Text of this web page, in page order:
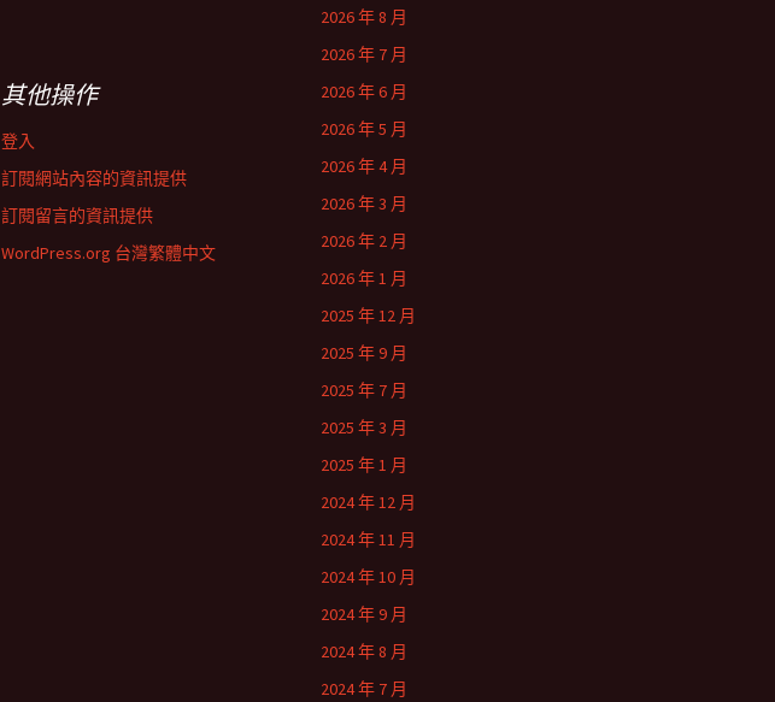
2026 年 8 月
2026 年 7 月
2026 年 6 月
2026 年 5 月
2026 年 4 月
2026 年 3 月
2026 年 2 月
2026 年 1 月
2025 年 12 月
2025 年 9 月
2025 年 7 月
2025 年 3 月
2025 年 1 月
2024 年 12 月
2024 年 11 月
2024 年 10 月
2024 年 9 月
2024 年 8 月
2024 年 7 月
其他操作
登入
訂閱網站內容的資訊提供
訂閱留言的資訊提供
WordPress.org 台灣繁體中文